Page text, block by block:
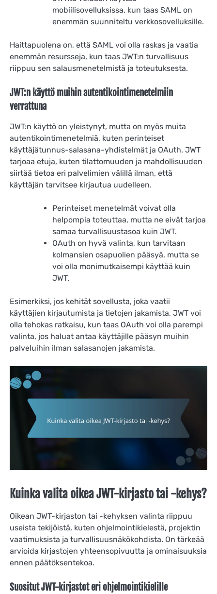
mobiilisovelluksissa, kun taas SAML on
enemmän suunniteltu verkkosovelluksille.
Haittapuolena on, että SAML voi olla raskas ja vaatia
enemmän resursseja, kun taas JWT:n turvallisuus
riippuu sen salausmenetelmistä ja toteutuksesta.
JWT:n käyttö muihin autentikointimenetelmiin
verrattuna
JWT:n käyttö on yleistynyt, mutta on myös muita
autentikointimenetelmiä, kuten perinteiset
käyttäjätunnus-salasana-yhdistelmät ja OAuth. JWT
tarjoaa etuja, kuten tilattomuuden ja mahdollisuuden
siirtää tietoa eri palvelimien välillä ilman, että
käyttäjän tarvitsee kirjautua uudelleen.
Perinteiset menetelmät voivat olla
helpompia toteuttaa, mutta ne eivät tarjoa
samaa turvallisuustasoa kuin JWT.
OAuth on hyvä valinta, kun tarvitaan
kolmansien osapuolien pääsyä, mutta se
voi olla monimutkaisempi käyttää kuin
JWT.
Esimerkiksi, jos kehität sovellusta, joka vaatii
käyttäjien kirjautumista ja tietojen jakamista, JWT voi
olla tehokas ratkaisu, kun taas OAuth voi olla parempi
valinta, jos haluat antaa käyttäjille pääsyn muihin
palveluihin ilman salasanojen jakamista.
Kuinka valita oikea JWT-kirjasto tai -kehys?
Oikean JWT-kirjaston tai -kehyksen valinta riippuu
useista tekijöistä, kuten ohjelmointikielestä, projektin
vaatimuksista ja turvallisuusnäkökohdista. On tärkeää
arvioida kirjastojen yhteensopivuutta ja ominaisuuksia
ennen päätöksentekoa.
Suositut JWT-kirjastot eri ohjelmointikielille